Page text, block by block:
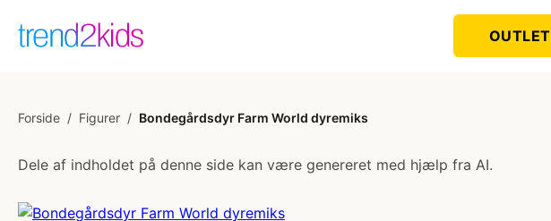
OUTLET
Forside / Figurer / Bondegårdsdyr Farm World dyremiks
Dele af indholdet på denne side kan være genereret med hjælp fra AI.